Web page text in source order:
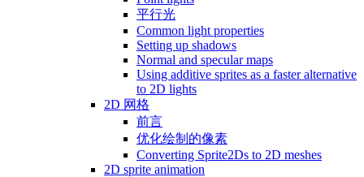
平行光
Common light properties
Setting up shadows
Normal and specular maps
Using additive sprites as a faster alternative
to 2D lights
2D 网格
前言
优化绘制的像素
Converting Sprite2Ds to 2D meshes
2D sprite animation